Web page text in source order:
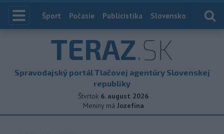
Index
Šport Počasie Publicistika Slovensko
TERAZ.SK
Spravodajský portál Tlačovej agentúry Slovenskej
republiky
Štvrtok 6. august 2026
Meniny má Jozefína